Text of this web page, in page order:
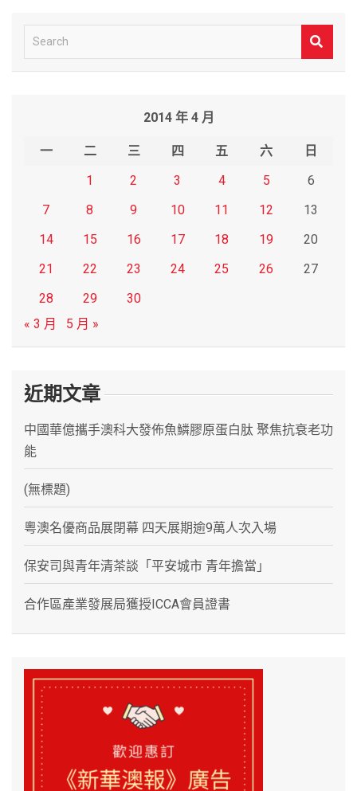
e
2014 年 4 月
一 二 三 四 五 六
日
1
2 3 4 5
6
7
8 9 10 11 12
13
14
15 16 17 18 19
20
21
22 23 24 25 26
27
28
29
30
« 3 月
5 月 »
近期文章
中國華億攜手澳科大發佈魚鱗膠原蛋白肽 聚焦抗衰老功
能
(無標題)
粵澳名優商品展閉幕 四天展期逾9萬人次入場
保安司與青年清茶談「平安城市 青年擔當」
合作區產業發展局獲授ICCA會員證書